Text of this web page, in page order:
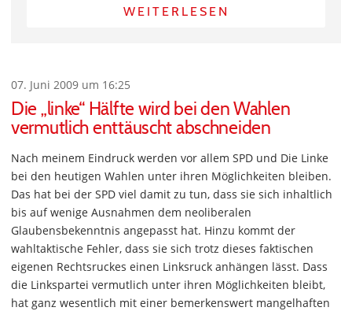
WEITERLESEN
07. Juni 2009 um 16:25
Die „linke“ Hälfte wird bei den Wahlen
vermutlich enttäuscht abschneiden
Nach meinem Eindruck werden vor allem SPD und Die Linke
bei den heutigen Wahlen unter ihren Möglichkeiten bleiben.
Das hat bei der SPD viel damit zu tun, dass sie sich inhaltlich
bis auf wenige Ausnahmen dem neoliberalen
Glaubensbekenntnis angepasst hat. Hinzu kommt der
wahltaktische Fehler, dass sie sich trotz dieses faktischen
eigenen Rechtsruckes einen Linksruck anhängen lässt. Dass
die Linkspartei vermutlich unter ihren Möglichkeiten bleibt,
hat ganz wesentlich mit einer bemerkenswert mangelhaften